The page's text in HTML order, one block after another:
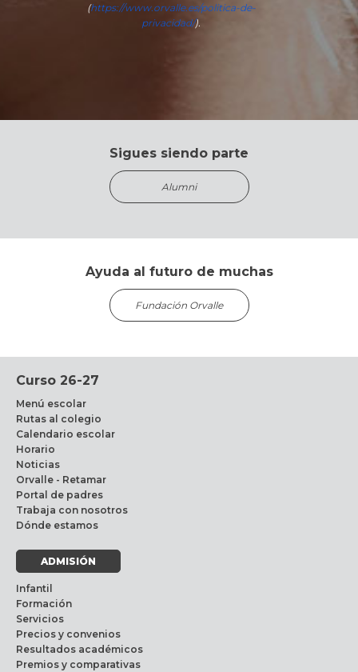
(https://www.orvalle.es/politica-de-
privacidad/).
Sigues siendo parte
Alumni
Ayuda al futuro de muchas
Fundación Orvalle
Curso 26-27
Menú escolar
Rutas al colegio
Calendario escolar
Horario
Noticias
Orvalle - Retamar
Portal de padres
Trabaja con nosotros
Dónde estamos
ADMISIÓN
Infantil
Formación
Servicios
Precios y convenios
Resultados académicos
Premios y comparativas